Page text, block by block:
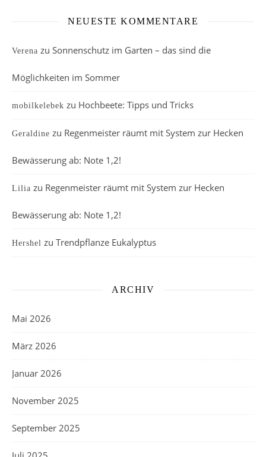
NEUESTE KOMMENTARE
Verena zu Sonnenschutz im Garten – das sind die
Möglichkeiten im Sommer
mobilkelebek zu Hochbeete: Tipps und Tricks
Geraldine zu Regenmeister räumt mit System zur Hecken
Bewässerung ab: Note 1,2!
Lilia zu Regenmeister räumt mit System zur Hecken
Bewässerung ab: Note 1,2!
Hershel zu Trendpflanze Eukalyptus
ARCHIV
Mai 2026
März 2026
Januar 2026
November 2025
September 2025